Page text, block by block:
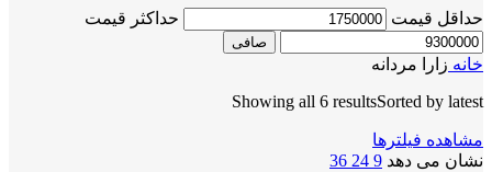
حداقل قیمت حداكثر قيمت
صافی
خانه زارا مردانه
Showing all 6 resultsSorted by latest
مشاهده فیلترها
نشان می دهد 9
24
36